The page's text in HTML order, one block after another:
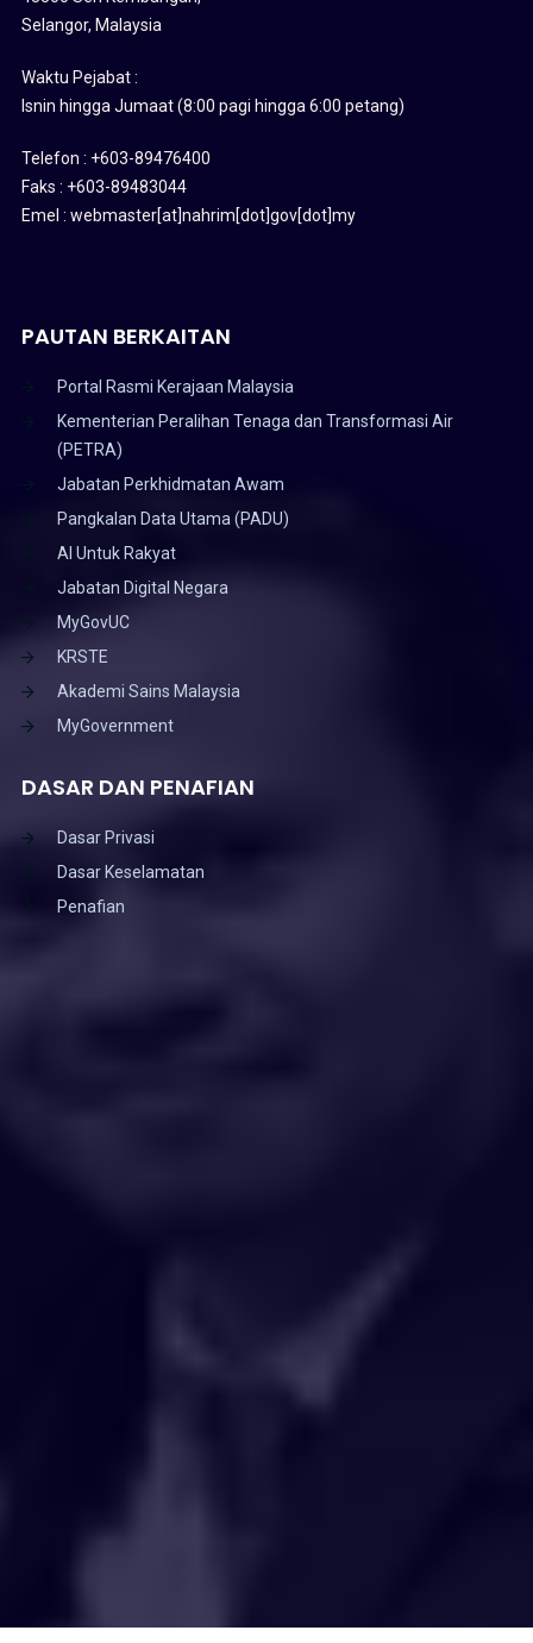
Selangor, Malaysia
Waktu Pejabat :
Isnin hingga Jumaat (8:00 pagi hingga 6:00 petang)
Telefon : +603-89476400
Faks : +603-89483044
Emel : webmaster[at]nahrim[dot]gov[dot]my
PAUTAN BERKAITAN
Portal Rasmi Kerajaan Malaysia
Kementerian Peralihan Tenaga dan Transformasi Air
(PETRA)
Jabatan Perkhidmatan Awam
Pangkalan Data Utama (PADU)
AI Untuk Rakyat
Jabatan Digital Negara
MyGovUC
KRSTE
Akademi Sains Malaysia
MyGovernment
DASAR DAN PENAFIAN
Dasar Privasi
Dasar Keselamatan
Penafian